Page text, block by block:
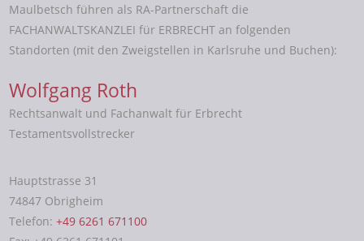
Maulbetsch führen als RA-Partnerschaft die
FACHANWALTSKANZLEI für ERBRECHT an folgenden
Standorten (mit den Zweigstellen in Karlsruhe und Buchen):
Wolfgang Roth
Rechtsanwalt und Fachanwalt für Erbrecht
Testamentsvollstrecker
Hauptstrasse 31
74847 Obrigheim
Telefon:+49 6261 671100